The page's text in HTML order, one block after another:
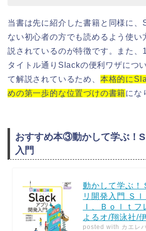
当書は先に紹介した書籍と同様に
ない初心者の方でも読めるよう使い
説されているのが特徴です。また、
タイトル通りSlackの便利ワザにつ
て解説されているため、 本格的に
めの第一歩的な位置づけの書籍にな
おすすめ本③動かして学ぶ！
入門
動かして学ぶ！
リ開発入門 Ｓ
Ｉ、Ｂｏｌｔ
よるオ/翔泳社/
posted with カエレ